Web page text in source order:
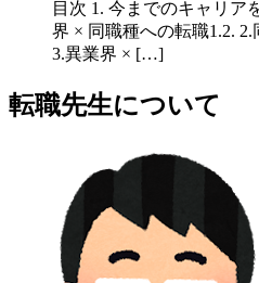
目次 1. 今までのキャリア
界 × 同職種への転職1.2.
3.異業界 × […]
転職先生について